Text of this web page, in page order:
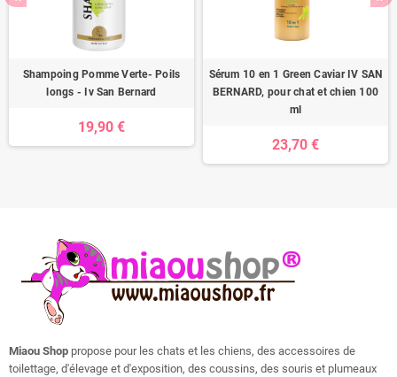
Shampoing Pomme Verte- Poils
longs - Iv San Bernard
19,90 €
Sérum 10 en 1 Green Caviar IV SAN
BERNARD, pour chat et chien 100
ml
23,70 €
Miaou Shop propose pour les chats et les chiens, des accessoires de
toilettage, d'élevage et d'exposition, des coussins, des souris et plumeaux